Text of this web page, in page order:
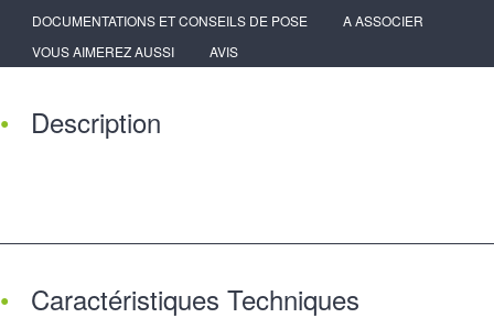
DOCUMENTATIONS ET CONSEILS DE POSE
A ASSOCIER
VOUS AIMEREZ AUSSI
AVIS
Description
Caractéristiques Techniques